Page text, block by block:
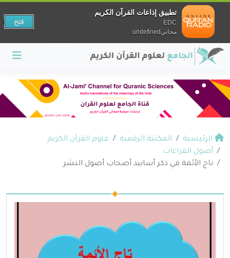
الرئيسية المكتبة الرقمية
علوم القرآن الكريم
أصول القراءات
تاج الأئمة في ذكر أسانيد أصحاب أصول النشر
تطبيق إذاعات القرآن الكريم
EDC
مجانيundefined
فتح